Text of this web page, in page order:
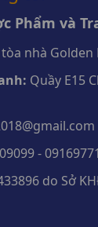
Phẩm và
nhà Golden
Quầy E15
-
do Sở